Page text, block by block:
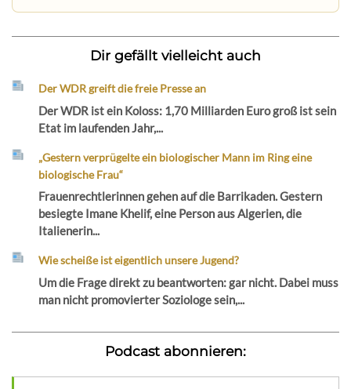
Dir gefällt vielleicht auch
Der WDR greift die freie Presse an
Der WDR ist ein Koloss: 1,70 Milliarden Euro groß ist sein
Etat im laufenden Jahr,...
„Gestern verprügelte ein biologischer Mann im Ring eine
biologische Frau“
Frauenrechtlerinnen gehen auf die Barrikaden. Gestern
besiegte Imane Khelif, eine Person aus Algerien, die
Italienerin...
Wie scheiße ist eigentlich unsere Jugend?
Um die Frage direkt zu beantworten: gar nicht. Dabei muss
man nicht promovierter Soziologe sein,...
Podcast abonnieren: